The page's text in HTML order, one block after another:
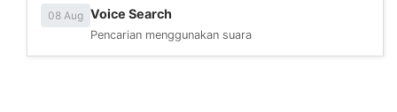
08 Aug Voice Search
Pencarian menggunakan suara